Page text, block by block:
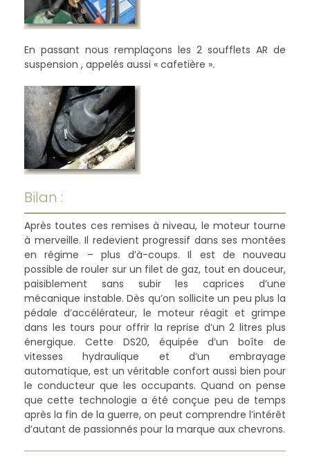
En passant nous remplaçons les 2 soufflets AR de
suspension , appelés aussi « cafetière ».
Bilan :
Après toutes ces remises à niveau, le moteur tourne
à merveille. Il redevient progressif dans ses montées
en régime – plus d’à-coups. Il est de nouveau
possible de rouler sur un filet de gaz, tout en douceur,
paisiblement sans subir les caprices d’une
mécanique instable. Dès qu’on sollicite un peu plus la
pédale d’accélérateur, le moteur réagit et grimpe
dans les tours pour offrir la reprise d’un 2 litres plus
énergique. Cette DS20, équipée d’un boîte de
vitesses hydraulique et d’un embrayage
automatique, est un véritable confort aussi bien pour
le conducteur que les occupants. Quand on pense
que cette technologie a été conçue peu de temps
après la fin de la guerre, on peut comprendre l’intérêt
d’autant de passionnés pour la marque aux chevrons.